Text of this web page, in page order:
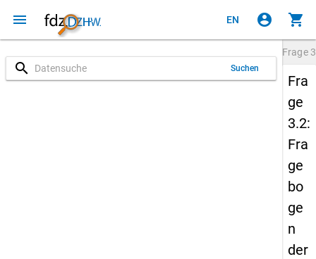
menu EN account_circle shopping_cart
search Suchen
Frage
Fra
ge
3.2:
Fra
ge
bo
ge
n
der